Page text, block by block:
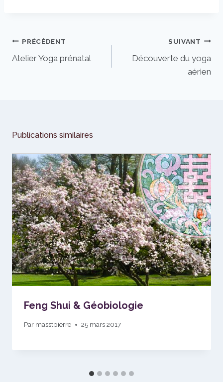
Navigation
l’article
PRÉCÉDENT
Atelier Yoga prénatal
SUIVANT
Découverte du yoga
aérien
Publications similaires
Feng Shui & Géobiologie
Par masstpierre 25 mars 2017